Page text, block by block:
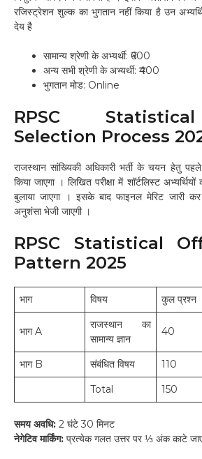
रजिस्ट्रेशन शुल्क का भुगतान नहीं किया है उन
देय है
सामान्य श्रेणी के अभ्यर्थी: ₹600
अन्य सभी श्रेणी के अभ्यर्थी: ₹400
भुगतान मोड: Online
RPSC
Selection Process
राजस्थान सांख्यिकी अधिकारी भर्ती के चयन हेतु
किया जाएगा । लिखित परीक्षा में शॉर्टलिस्ट
बुलाया जाएगा । इसके बाद फाइनल मेरिट जारी
अनुशंसा भेजी जाएगी ।
RPSC Statistical
Pattern 2025
भाग विषय कुल प्रश्न
भाग A
राजस्थान का
सामान्य ज्ञान
40
भाग B संबंधित विषय 110
Total
150
समय अवधि: 2 घंटे 30 मिनट
नेगेटिव मार्किंग: प्रत्येक गलत उत्तर पर ⅓ अंक काटे